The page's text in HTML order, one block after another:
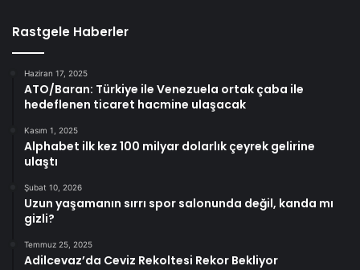
Rastgele Haberler
Haziran 17, 2025
ATO/Baran: Türkiye ile Venezuela ortak çaba ile
hedeflenen ticaret hacmine ulaşacak
Kasım 1, 2025
Alphabet ilk kez 100 milyar dolarlık çeyrek gelirine
ulaştı
Şubat 10, 2026
Uzun yaşamanın sırrı spor salonunda değil, kanda mı
gizli?
Temmuz 25, 2025
Adilcevaz’da Ceviz Rekoltesi Rekor Bekliyor